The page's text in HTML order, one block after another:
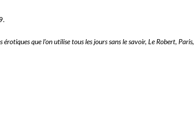
que l’on utilise tous les jours sans le savoir, Le Robert, Paris,